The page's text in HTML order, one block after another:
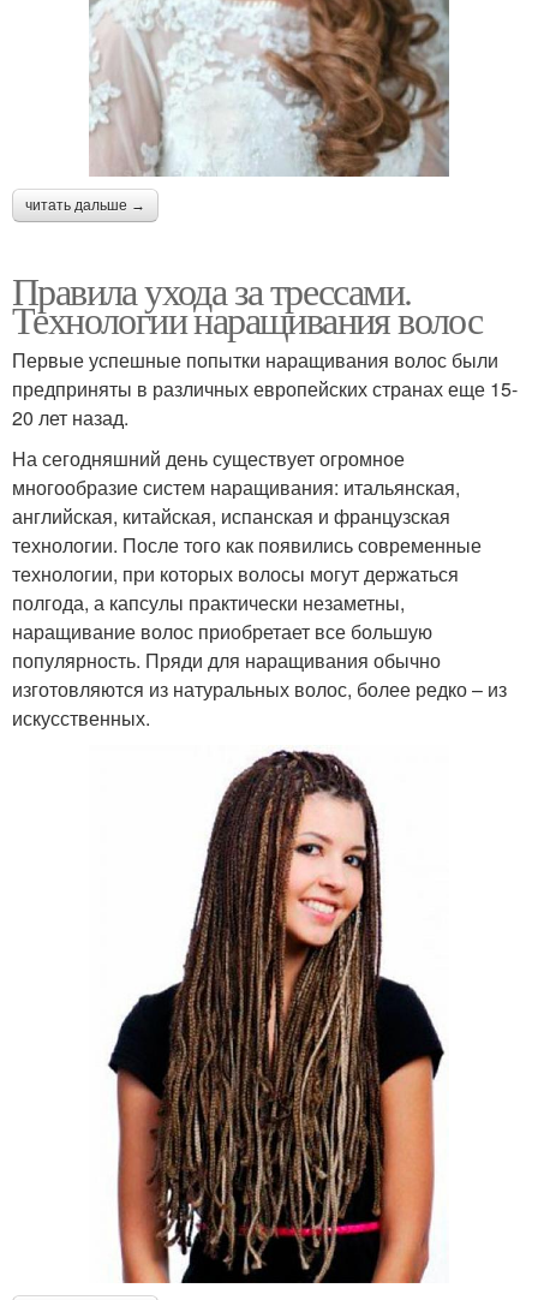
читать дальше →
Правила ухода за трессами.
Технологии наращивания волос
Первые успешные попытки наращивания волос были
предприняты в различных европейских странах еще 15-
20 лет назад.
На сегодняшний день существует огромное
многообразие систем наращивания: итальянская,
английская, китайская, испанская и французская
технологии. После того как появились современные
технологии, при которых волосы могут держаться
полгода, а капсулы практически незаметны,
наращивание волос приобретает все большую
популярность. Пряди для наращивания обычно
изготовляются из натуральных волос, более редко – из
искусственных.